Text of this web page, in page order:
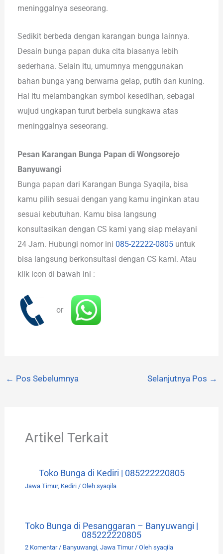
meninggalnya seseorang.
Sedikit berbeda dengan karangan bunga lainnya.
Desain bunga papan duka cita biasanya lebih
sederhana. Selain itu, umumnya menggunakan
bahan bunga yang berwarna gelap, putih dan kuning.
Hal itu melambangkan symbol kesedihan, sebagai
wujud ungkapan turut berbela sungkawa atas
meninggalnya seseorang.
Pesan Karangan Bunga Papan di Wongsorejo
Banyuwangi
Bunga papan dari Karangan Bunga Syaqila, bisa
kamu pilih sesuai dengan yang kamu inginkan atau
sesuai kebutuhan. Kamu bisa langsung
konsultasikan dengan CS kami yang siap melayani
24 Jam. Hubungi nomor ini 085-22222-0805 untuk
bisa langsung berkonsultasi dengan CS kami. Atau
klik icon di bawah ini :
or
← Pos Sebelumnya Selanjutnya Pos →
Artikel Terkait
Toko Bunga di Kediri | 085222220805
Jawa Timur, Kediri/ Oleh syaqila
Toko Bunga di Pesanggaran – Banyuwangi |
085222220805
2 Komentar / Banyuwangi, Jawa Timur/ Oleh syaqila